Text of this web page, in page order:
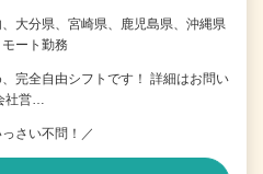
大分県、宮崎県、鹿児島県、沖縄県
ート勤務
完全自由シフトです！ 詳細はお問い
社営…
さい不問！／